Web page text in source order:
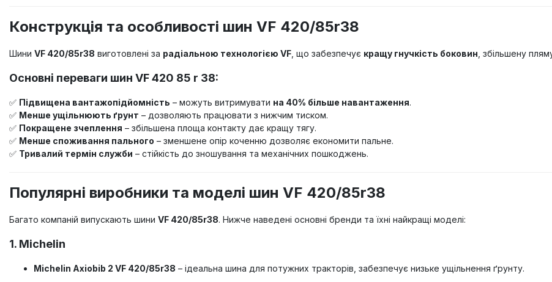
Конструкція та особливості шин VF 420/85r38
Шини VF 420/85r38 виготовлені за радіальною технологією VF , що забезпечує кращу гнучкість боковин , збільшену
Основні переваги шин VF 420 85 r 38:
✅ Підвищена вантажопідйомність – можуть витримувати на 40% більше навантаження.
✅ Менше ущільнюють ґрунт – дозволяють працювати з нижчим тиском.
✅ Покращене зчеплення – збільшена площа контакту дає кращу тягу.
✅ Менше споживання пального – зменшене опір коченню дозволяє економити пальне.
✅ Тривалий термін служби – стійкість до зношування та механічних пошкоджень.
Популярні виробники та моделі шин VF 420/85r38
Багато компаній випускають шини VF 420/85r38. Нижче наведені основні бренди та їхні найкращі моделі:
1. Michelin
Michelin Axiobib 2 VF 420/85r38 – ідеальна шина для потужних тракторів, забезпечує низьке ущільнення ґрунту.